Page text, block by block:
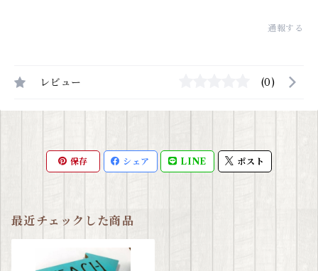
通報する
レビュー (0)
保存 シェア LINE ポスト
最近チェックした商品